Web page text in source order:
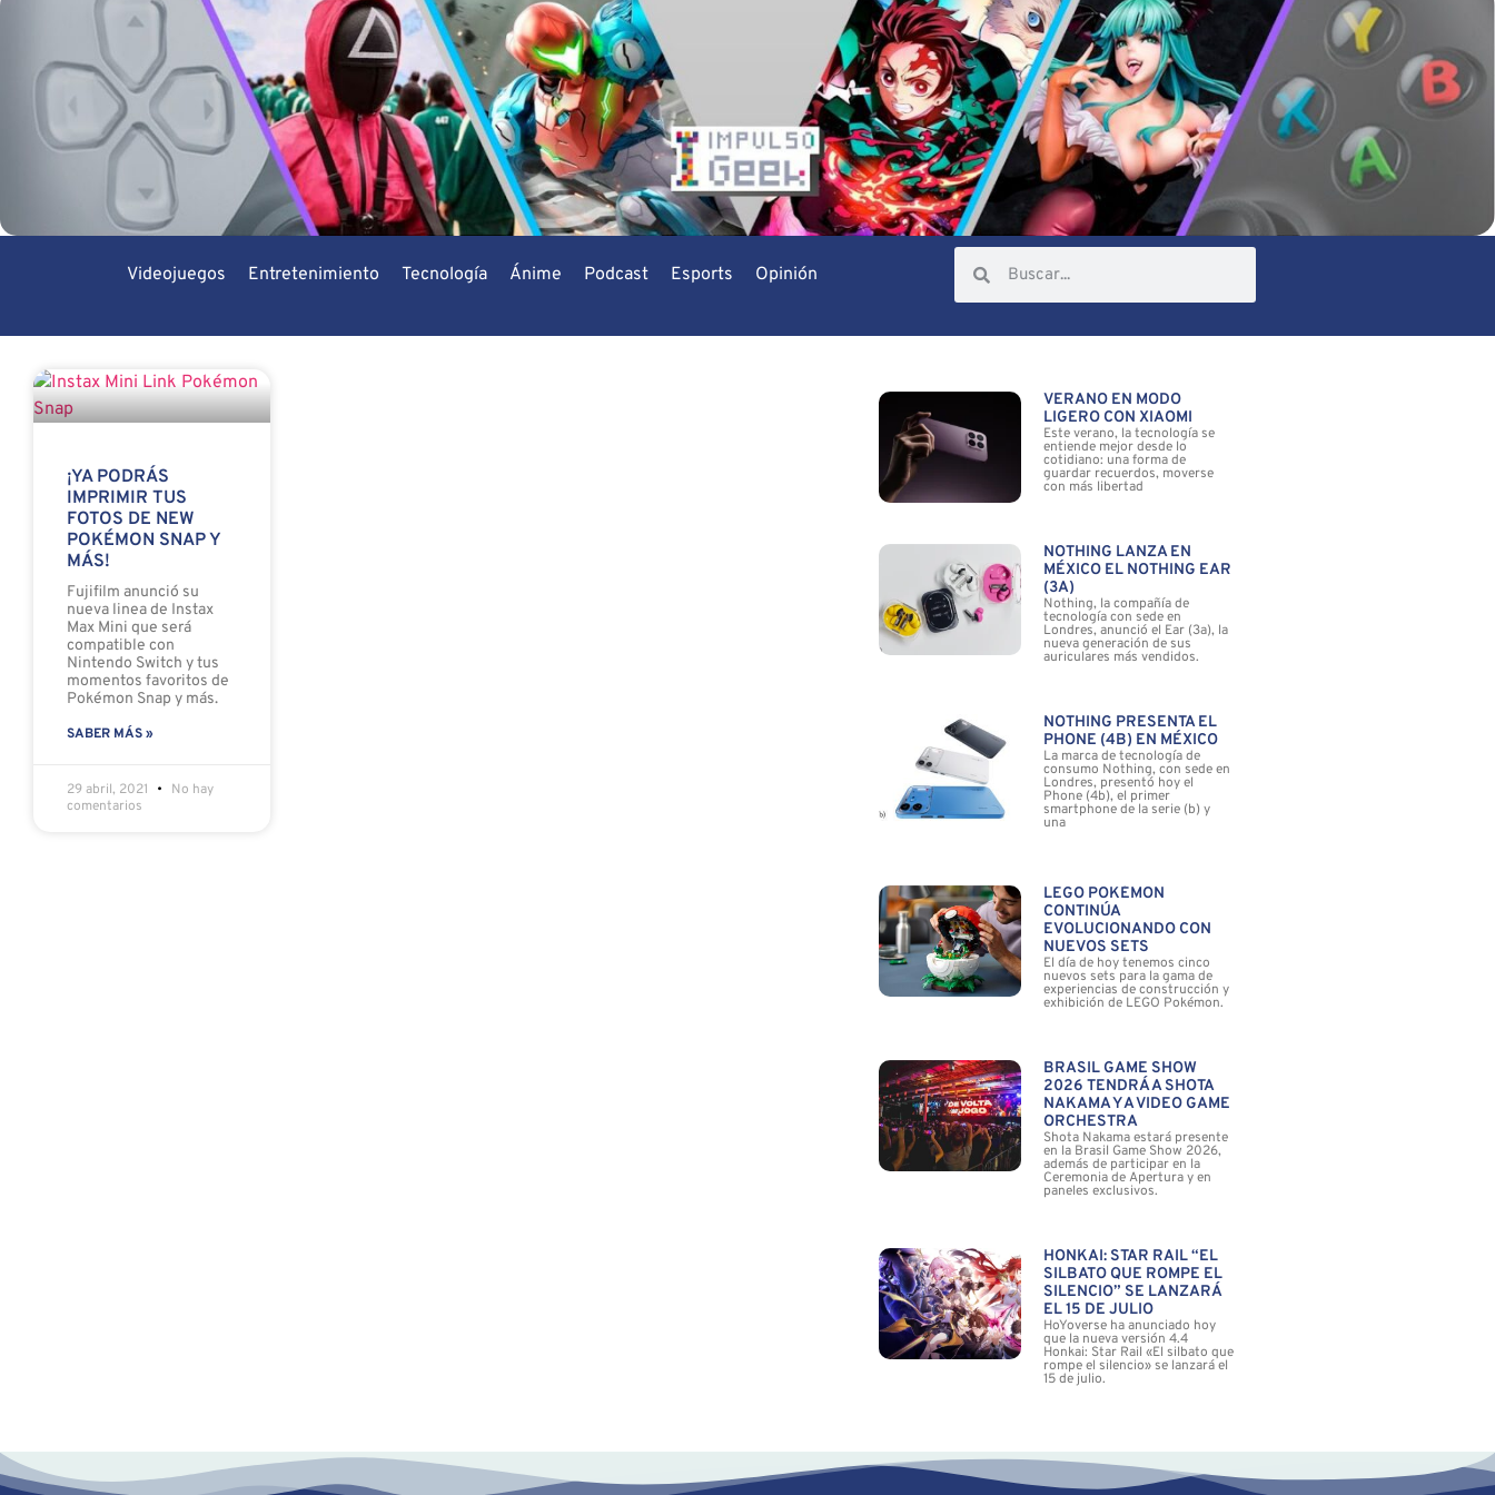
Videojuegos Entretenimiento Tecnología Ánime Podcast Esports Opinión
¡YA PODRÁS
IMPRIMIR TUS
FOTOS DE NEW
POKÉMON SNAP Y
MÁS!
Fujifilm anunció su
nueva linea de Instax
Max Mini que será
compatible con
Nintendo Switch y tus
momentos favoritos de
Pokémon Snap y más.
SABER MÁS »
29 abril, 2021
No hay
comentarios
VERANO EN MODO
LIGERO CON XIAOMI
Este verano, la tecnología se
entiende mejor desde lo
cotidiano: una forma de
guardar recuerdos, moverse
con más libertad
NOTHING LANZA EN
MÉXICO EL NOTHING EAR
(3A)
Nothing, la compañía de
tecnología con sede en
Londres, anunció el Ear (3a), la
nueva generación de sus
auriculares más vendidos.
NOTHING PRESENTA EL
PHONE (4B) EN MÉXICO
La marca de tecnología de
consumo Nothing, con sede en
Londres, presentó hoy el
Phone (4b), el primer
smartphone de la serie (b) y
una
LEGO POKÉMON
CONTINÚA
EVOLUCIONANDO CON
NUEVOS SETS
El día de hoy tenemos cinco
nuevos sets para la gama de
experiencias de construcción y
exhibición de LEGO Pokémon.
BRASIL GAME SHOW
2026 TENDRÁ A SHOTA
NAKAMA Y A VIDEO GAME
ORCHESTRA
Shota Nakama estará presente
en la Brasil Game Show 2026,
además de participar en la
Ceremonia de Apertura y en
paneles exclusivos.
HONKAI: STAR RAIL “EL
SILBATO QUE ROMPE EL
SILENCIO” SE LANZARÁ
EL 15 DE JULIO
HoYoverse ha anunciado hoy
que la nueva versión 4.4
Honkai: Star Rail «El silbato que
rompe el silencio» se lanzará el
15 de julio.